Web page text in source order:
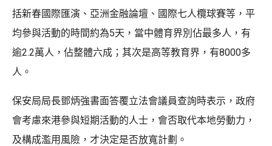
括新春國際匯演、亞洲金融論壇、國際七人欖球賽等，平
均參與活動的時間約為5天，當中體育界別佔最多人，有
逾2.2萬人，佔整體六成；其次是高等教育界，有8000多
人。
保安局局長鄧炳強書面答覆立法會議員查詢時表示，政府
會考慮來港參與短期活動的人士，會否取代本地勞動力，
及構成濫用風險，才決定是否放寬計劃。